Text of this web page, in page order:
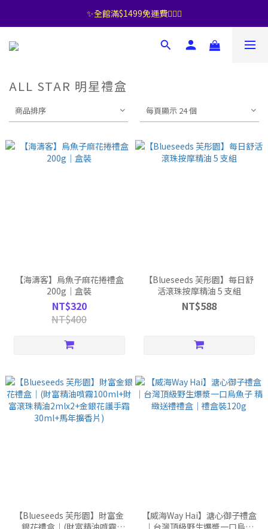
✨全館滿$1499免運費🧚🏻‍♀️
ALL STAR 明星禮盒
商品排序 每頁顯示 24 個
【海濤客】烏魚子麻花捲禮盒
200g｜盒裝
NT$320
NT$400
【Blueseeds 芙彤園】每日舒
活滾珠按摩精油 5 支組
NT$588
【Blueseeds 芙彤園】財富金
銀花禮盒｜(財富精油噴霧
【威海Way Hai】溏心御子禮盒
｜台灣頂級野生爆漿一口烏魚